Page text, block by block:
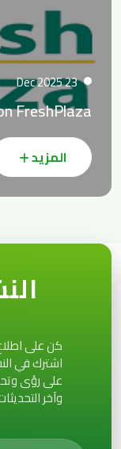
23 Dec 2025
FreshPlaza!
المزيد
كن على
على رؤى
وآخر